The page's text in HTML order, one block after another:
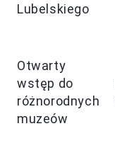
Lubelskiego
Otwarty
wstęp do
różnorodnych
muzeów